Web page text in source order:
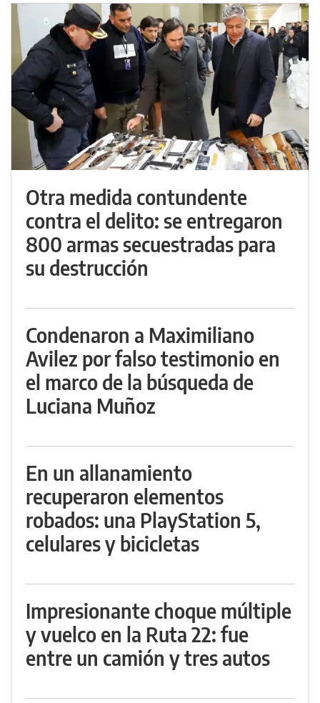
Otra medida contundente
contra el delito: se entregaron
800 armas secuestradas para
su destrucción
Condenaron a Maximiliano
Avilez por falso testimonio en
el marco de la búsqueda de
Luciana Muñoz
En un allanamiento
recuperaron elementos
robados: una PlayStation 5,
celulares y bicicletas
Impresionante choque múltiple
y vuelco en la Ruta 22: fue
entre un camión y tres autos